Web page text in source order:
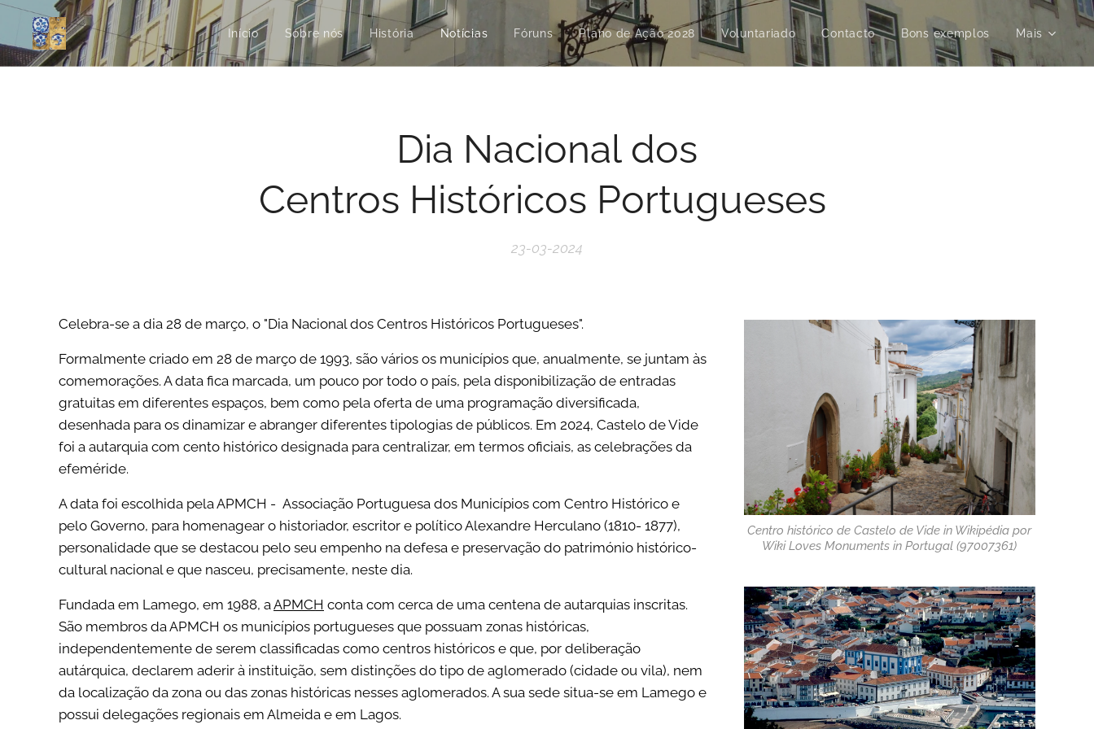
Início Sobre nós História Notícias Fóruns Plano de Ação 2028 Voluntariado Contacto Bons exemplos Mais
Dia Nacional dos
Centros Históricos Portugueses
23-03-2024
Celebra-se a dia 28 de março, o "Dia Nacional dos Centros Históricos Portugueses".
Formalmente criado em 28 de março de 1993, são vários os municípios que, anualmente, se juntam às
comemorações. A data fica marcada, um pouco por todo o país, pela disponibilização de entradas
gratuitas em diferentes espaços, bem como pela oferta de uma programação diversificada,
desenhada para os dinamizar e abranger diferentes tipologias de públicos. Em 2024, Castelo de Vide
foi a autarquia com cento histórico designada para centralizar, em termos oficiais, as celebrações da
efeméride.
A data foi escolhida pela APMCH - Associação Portuguesa dos Municípios com Centro Histórico e
pelo Governo, para homenagear o historiador, escritor e político Alexandre Herculano (1810- 1877),
personalidade que se destacou pelo seu empenho na defesa e preservação do património histórico-
cultural nacional e que nasceu, precisamente, neste dia.
Fundada em Lamego, em 1988, aAPMCH conta com cerca de uma centena de autarquias inscritas.
São membros da APMCH os municípios portugueses que possuam zonas históricas,
independentemente de serem classificadas como centros históricos e que, por deliberação
autárquica, declarem aderir à instituição, sem distinções do tipo de aglomerado (cidade ou vila), nem
da localização da zona ou das zonas históricas nesses aglomerados. A sua sede situa-se em Lamego e
possui delegações regionais em Almeida e em Lagos.
Centro histórico de Castelo de Vide in Wikipédia por
Wiki Loves Monuments in Portugal (97007361)